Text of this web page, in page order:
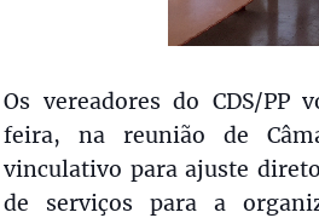
Os vereadores do CDS/
feira, na reunião de
vinculativo para ajuste
de serviços para a